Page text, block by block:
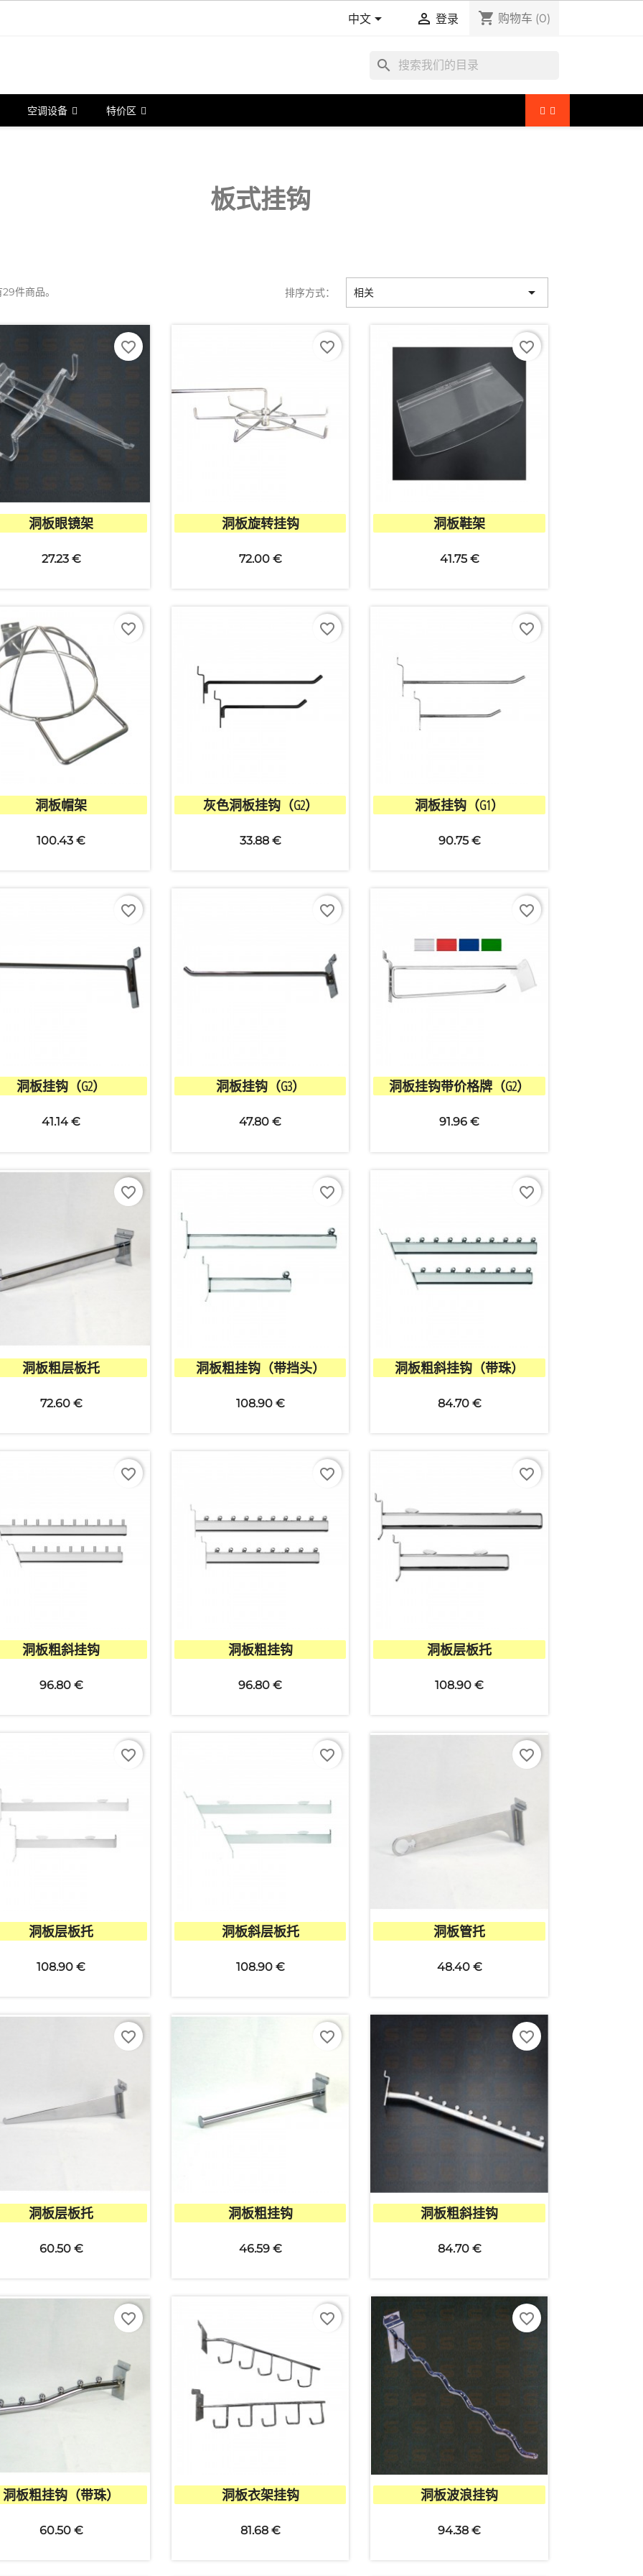
中文  登录 shopping_cart 购物车 (0)
search
空调设备 特价区
板式挂钩
件商品。 排序方式： 相关 
快速查看
洞板眼镜架
27.23 €
favorite_border
快速查看
洞板旋转挂钩
72.00 €
favorite_border
快速查看
洞板鞋架
41.75 €
favorite_border
快速查看
洞板帽架
100.43 €
favorite_border
快速查看
灰色洞板挂钩（G2）
33.88 €
favorite_border
快速查看
洞板挂钩（G1）
90.75 €
favorite_border
快速查看
洞板挂钩（G2）
41.14 €
favorite_border
快速查看
洞板挂钩（G3）
47.80 €
favorite_border
快速查看
洞板挂钩带价格牌（G2）
91.96 €
favorite_border
快速查看
洞板粗层板托
72.60 €
favorite_border
快速查看
洞板粗挂钩（带挡头）
108.90 €
favorite_border
快速查看
洞板粗斜挂钩（带珠）
84.70 €
favorite_border
快速查看
洞板粗斜挂钩
96.80 €
favorite_border
快速查看
洞板粗挂钩
96.80 €
favorite_border
快速查看
洞板层板托
108.90 €
favorite_border
快速查看
洞板层板托
108.90 €
favorite_border
快速查看
洞板斜层板托
108.90 €
favorite_border
快速查看
洞板管托
48.40 €
favorite_border
快速查看
洞板层板托
60.50 €
favorite_border
快速查看
洞板粗挂钩
46.59 €
favorite_border
快速查看
洞板粗斜挂钩
84.70 €
favorite_border
快速查看
洞板粗挂钩（带珠）
60.50 €
favorite_border
快速查看
洞板衣架挂钩
81.68 €
favorite_border
快速查看
洞板波浪挂钩
94.38 €
favorite_border
心愿单 ×
取消 创建心愿单